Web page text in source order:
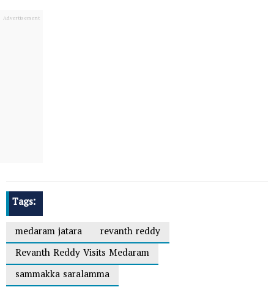
Tags:
medaram jatara
revanth reddy
Revanth Reddy Visits Medaram
sammakka saralamma